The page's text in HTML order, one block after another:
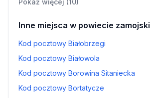
Pokaż więcej (10)
Inne miejsca w powiecie zamojski
Kod pocztowy Białobrzegi
Kod pocztowy Białowola
Kod pocztowy Borowina Sitaniecka
Kod pocztowy Bortatycze